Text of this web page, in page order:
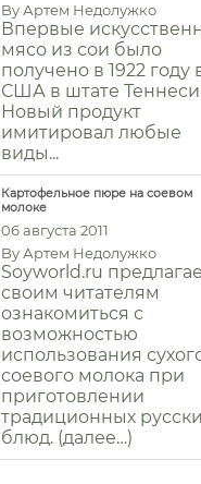
ByАртем Недолужко
Впервые
мясо из сои было
получено в 1922 году
США в штате
Новый продукт
имитировал любые
виды...
Картофельное пюре на соевом
молоке
06 августа 2011
ByАртем Недолужко
Soyworld.ru
своим читателям
ознакомиться с
возможностью
использования
соевого молока при
приготовлении
традиционных
блюд. (далее…)